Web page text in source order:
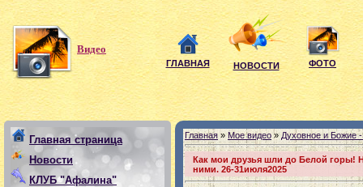
Видео
ГЛАВНАЯ НОВОСТИ ФОТО
Главная страница
Новости
КЛУБ "Афалина"
Главная » Мое видео » Духовное и Божие -
Как мои друзья шли до Белой горы!
ними. 26-31июля2025